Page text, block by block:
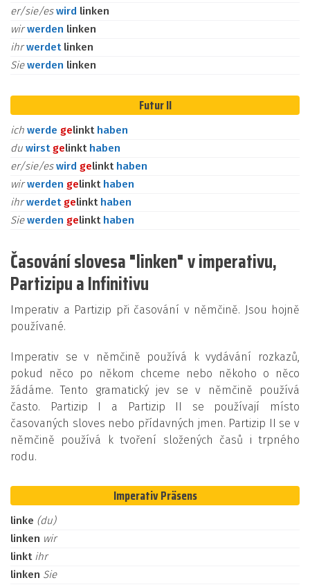
er/sie/eswird linken
wirwerden linken
ihrwerdet linken
Siewerden linken
Futur II
ich werde gelinkt haben
du wirst gelinkt haben
er/sie/eswird gelinkt haben
wirwerden gelinkt haben
ihrwerdet gelinkt haben
Siewerden gelinkt haben
Časování slovesa "linken" v imperativu,
Partizipu a Infinitivu
Imperativ a Partizip při časování v němčině. Jsou hojně
používané.
Imperativ se v němčině používá k vydávání rozkazů,
pokud něco po někom chceme nebo někoho o něco
žádáme. Tento gramatický jev se v němčině používá
často. Partizip I a Partizip II se používají místo
časovaných sloves nebo přídavných jmen. Partizip II se v
němčině používá k tvoření složených časů i trpného
rodu.
Imperativ Präsens
linke (du)
linken wir
linkt ihr
linken Sie